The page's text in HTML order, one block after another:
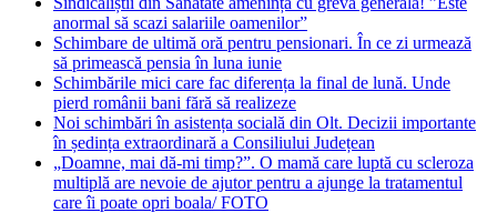
anormal să scazi salariile oamenilor”
Schimbare de ultimă oră pentru pensionari. În ce zi urmează
să primească pensia în luna iunie
Schimbările mici care fac diferența la final de lună. Unde
pierd românii bani fără să realizeze
Noi schimbări în asistența socială din Olt. Decizii importante
în ședința extraordinară a Consiliului Județean
„Doamne, mai dă-mi timp?”. O mamă care luptă cu scleroza
multiplă are nevoie de ajutor pentru a ajunge la tratamentul
care îi poate opri boala/ FOTO